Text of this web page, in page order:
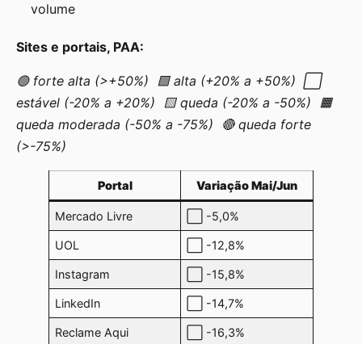
volume
Sites e portais, PAA:
🟢 forte alta (>+50%) 🟩 alta (+20% a +50%) ⬜
estável (-20% a +20%) 🟨 queda (-20% a -50%) 🟧
queda moderada (-50% a -75%) 🔴 queda forte
(>-75%)
Portal Variação Mai/Jun
Mercado Livre ⬜ -5,0%
UOL ⬜ -12,8%
Instagram ⬜ -15,8%
LinkedIn ⬜ -14,7%
Reclame Aqui ⬜ -16,3%